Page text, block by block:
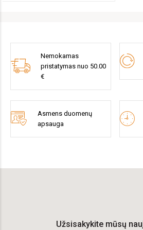
Nemokamas
pristatymas nuo 50.00
€
Asmens duomenų
apsauga
Užsisakykite mūsų